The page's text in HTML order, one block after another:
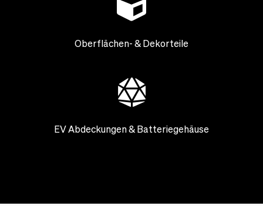
Oberflächen- & Dekorteile
EV Abdeckungen & Batteriegehäuse